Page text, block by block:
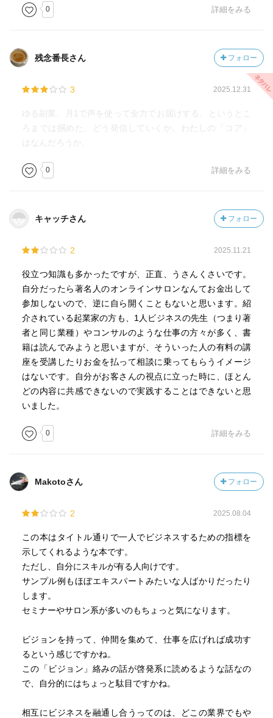
0 詳細をみる
残念番長さん フォロー
3 2025.12.31
ゆる副業、月1で声を使って全力でお届けする、というとこ
ろまでは掴めた。どう発信していくか。わたしの「コア」
はなんだろうか。
0 詳細をみる
キャッチさん フォロー
2 2025.11.21
役立つ知識も多かったですが、正直、うさんくさいです。
自分だったら著名人のオンラインサロンなんてお金出して
参加しないので、逆に自ら開くこともないと思います。紹
介されている起業家の方も、1人ビジネスの先生（つまり著
者と同じ業種）やコンサルのような仕事の方々が多く、書
籍は読んでみようと思いますが、そういった人の有料の講
座を受講したりお金を払って相談に乗ってもらうイメージ
はないです。自分がお客さんの視点に立った時に、ほとん
どの内容に共感できないので実践することはできないと思
いました。
0 詳細をみる
Makotoさん フォロー
2 2025.08.04
この本はタイトル通りで一人でビジネスするための指標を
示してくれるような本です。
ただし、自分にスキルが有る人向けです。
サンプル例もほぼエキスパートみたいな人ばかりだったり
します。
セミナーやサロン系が多いのもちょっと気になります。
ビジョンを持って、仲間を集めて、仕事を広げれば成功す
るという感じですかね。
この「ビジョン」絡みの話が啓発系に読めるような話なの
で、自分的にはちょっと駄目ですかね。
相互にビジネスを融通し合うってのは、どこの業界でもや